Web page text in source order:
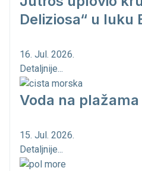
Deliziosa“ u luku
16. Jul. 2026.
Detaljnije...
Voda na
15. Jul. 2026.
Detaljnije...